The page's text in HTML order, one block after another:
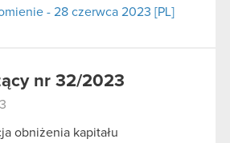
- 28 czerwca 2023 [PL]
nr 32/2023
obniżenia kapitału